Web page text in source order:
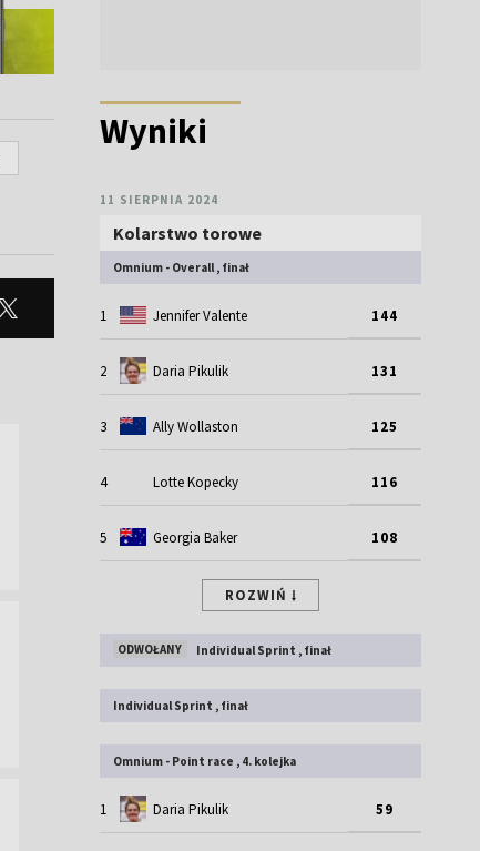
Wyniki
11 SIERPNIA 2024
Kolarstwo torowe
Omnium - Overall , finał
1 Jennifer Valente 144
2 Daria Pikulik 131
3 Ally Wollaston 125
4 Lotte Kopecky 116
5 Georgia Baker 108
ROZWIŃ
ODWOŁANY Individual Sprint , finał
Individual Sprint , finał
Omnium - Point race , 4. kolejka
1 Daria Pikulik 59